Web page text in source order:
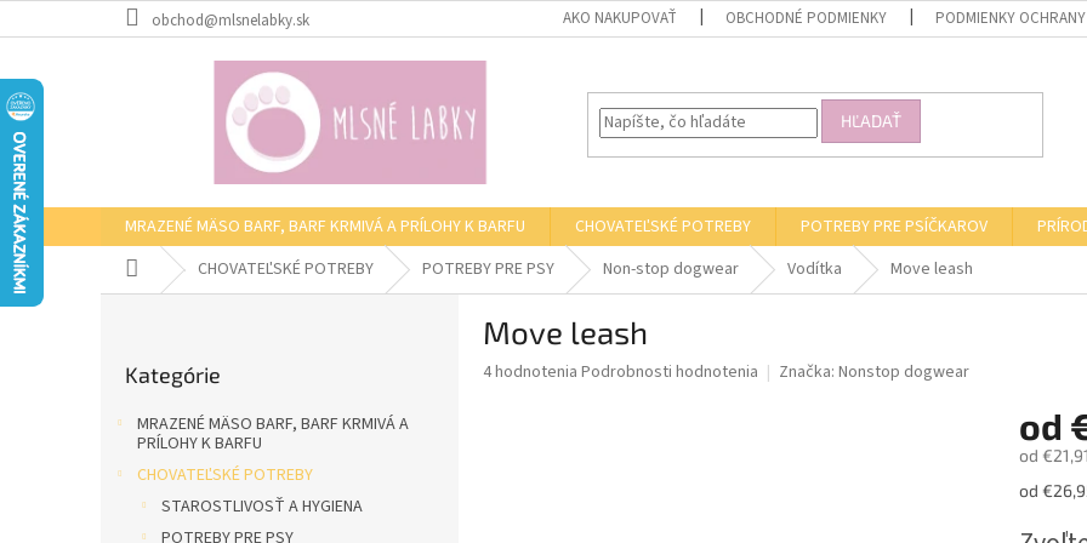
na
obchod@mlsnelabky.sk AKO NAKUPOVAŤ OBCHODNÉ PODMIENKY PODMIENKY OCHRANY
HĽADAŤ
MRAZENÉ MÄSO BARF, BARF KRMIVÁ A PRÍLOHY K BARFU CHOVATEĽSKÉ POTREBY POTREBY PRE PSÍČKAROV
Domov CHOVATEĽSKÉ POTREBY POTREBY PRE PSY Non-stop dogwear Vodítka Move leash
kategórie
Kategórie
MRAZENÉ MÄSO BARF, BARF KRMIVÁ A
PRÍLOHY K BARFU
CHOVATEĽSKÉ POTREBY
STAROSTLIVOSŤ A HYGIENA
POTREBY PRE PSY
Move leash
Priemerné
4 hodnotenia Podrobnosti hodnotenia Značka: Nonstop dogwear
od
od €21,91
od